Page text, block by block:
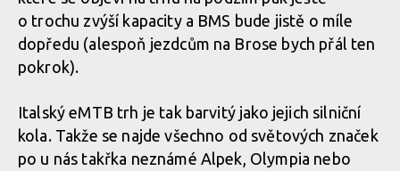
o trochu zvýší kapacity a BMS bude jistě o míle
dopředu (alespoň jezdcům na Brose bych přál ten
pokrok).
Italský eMTB trh je tak barvitý jako jejich silniční
kola. Takže se najde všechno od světových značek
po u nás takřka neznámé Alpek, Olympia nebo